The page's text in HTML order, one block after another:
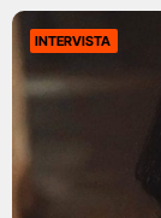
INTERVISTA